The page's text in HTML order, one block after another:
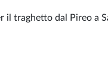
il traghetto dal Pireo a